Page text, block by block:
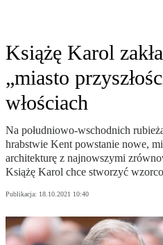
Książę Karol
„miasto
włościach
Na południowo-wschodnich
hrabstwie Kent powstanie nowe,
architekturę z najnowszymi
Książę Karol chce stworzyć
Publikacja: 18.10.2021 10:40